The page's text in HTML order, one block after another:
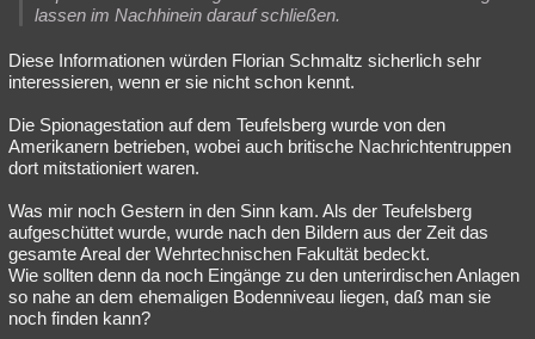
lassen im Nachhinein darauf schließen.
Diese Informationen würden Florian Schmaltz sicherlich sehr
interessieren, wenn er sie nicht schon kennt.
Die Spionagestation auf dem Teufelsberg wurde von den
Amerikanern betrieben, wobei auch britische Nachrichtentruppen
dort mitstationiert waren.
Was mir noch Gestern in den Sinn kam. Als der Teufelsberg
aufgeschüttet wurde, wurde nach den Bildern aus der Zeit das
gesamte Areal der Wehrtechnischen Fakultät bedeckt.
Wie sollten denn da noch Eingänge zu den unterirdischen Anlagen
so nahe an dem ehemaligen Bodenniveau liegen, daß man sie
noch finden kann?